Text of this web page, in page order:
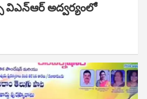
విఎన్ఆర్ అద్వర్యంలో